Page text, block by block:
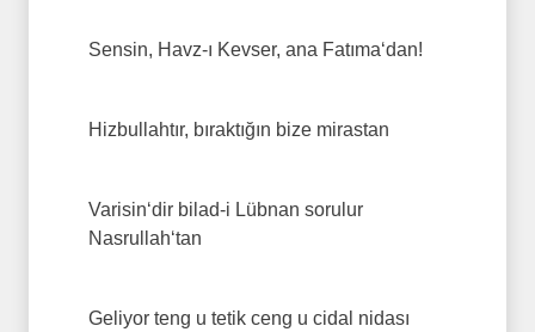
Sensin, Havz-ı Kevser, ana Fatıma‘dan!
Hizbullahtır, bıraktığın bize mirastan
Varisin‘dir bilad-i Lübnan sorulur
Nasrullah‘tan
Geliyor teng u tetik ceng u cidal nidası